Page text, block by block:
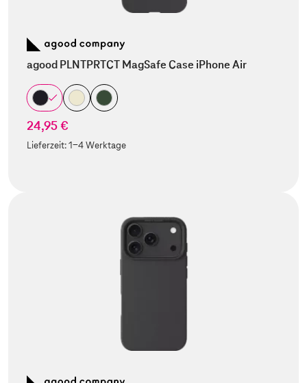
agood PLNTPRTCT MagSafe Case iPhone Air
24,95 €
Lieferzeit:1-4 Werktage